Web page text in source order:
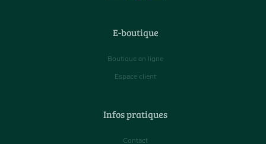
E-boutique
Boutique en ligne
Espace client
Infos pratiques
Contact